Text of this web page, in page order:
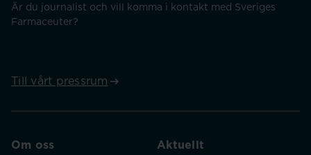
Är du journalist och vill komma i kontakt med Sveriges
Farmaceuter?
Till vårt pressrum
Om oss Aktuellt